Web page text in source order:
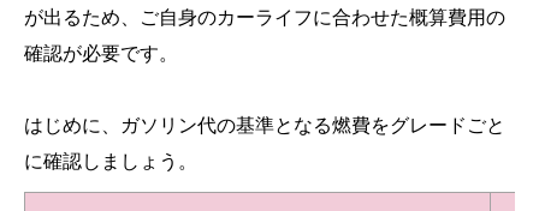
が出るため、ご自身のカーライフに合わせた概算費用の
確認が必要です。
はじめに、ガソリン代の基準となる燃費をグレードごと
に確認しましょう。